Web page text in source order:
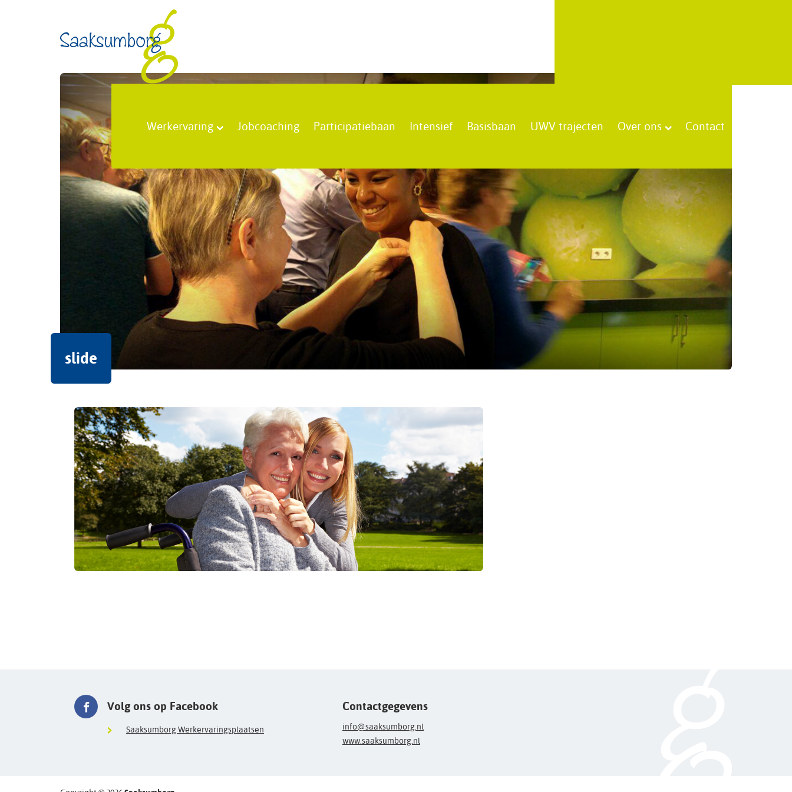
Werkervaring Jobcoaching Participatiebaan Intensief Basisbaan UWV trajecten Over ons Contact
slide
Volg ons op Facebook
Saaksumborg Werkervaringsplaatsen
Contactgegevens
info@saaksumborg.nl
www.saaksumborg.nl